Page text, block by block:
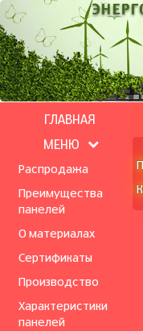
ГЛАВНАЯ
МЕНЮ
Распродажа
Преимущества
панелей
О материалах
Сертификаты
Производство
Характеристики
панелей